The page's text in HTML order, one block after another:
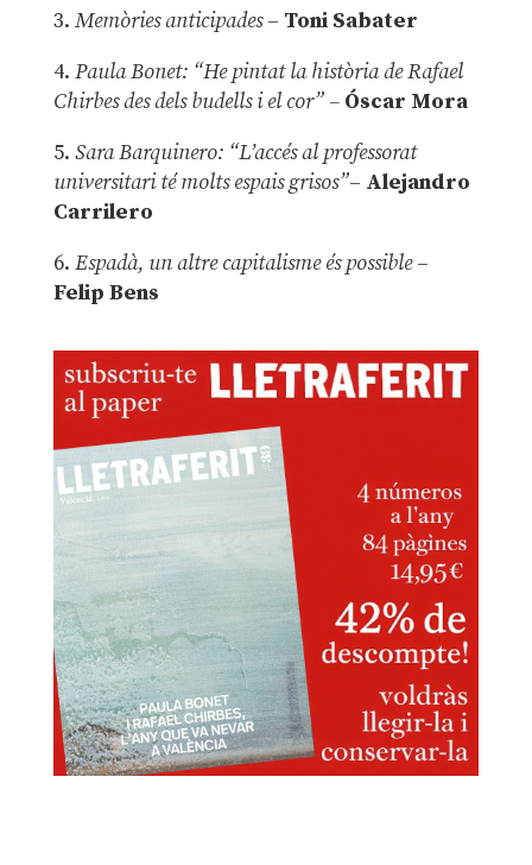
3. Memòries anticipades– Toni Sabater
4. Paula Bonet: “He pintat la història de Rafael
Chirbes des dels budells i el cor” –Óscar Mora
5. Sara Barquinero: “L’accés al professorat
universitari té molts espais grisos”– Alejandro
Carrilero
6. Espadà, un altre capitalisme és possible –
Felip Bens